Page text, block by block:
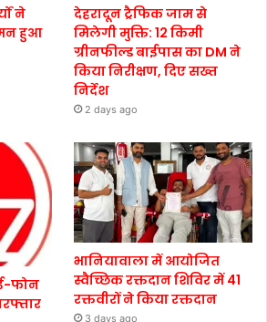
ने
हुआ
देहरादून ट्रैफिक जाम से
मिलेगी मुक्ति: 12 किमी
ग्रीनफील्ड बाईपास का DM ने
किया निरीक्षण, दिए सख्त
निर्देश
2 days ago
फोन
भानियावाला में आयोजित
स्वैच्छिक रक्तदान शिविर में 41
रक्तवीरों ने किया रक्तदान
3 days ago